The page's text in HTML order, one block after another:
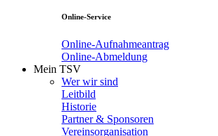
Online-Service
Online-Aufnahmeantrag
Online-Abmeldung
Mein TSV
Wer wir sind
Leitbild
Historie
Partner & Sponsoren
Vereinsorganisation